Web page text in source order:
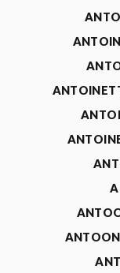
ANTOON